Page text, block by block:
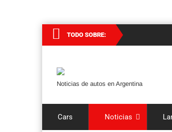
TODO SOBRE:
Noticias de autos en Argentina
Cars Noticias